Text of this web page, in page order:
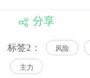
分享
标签2： 风险
主力